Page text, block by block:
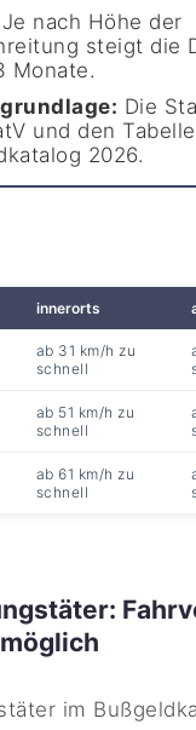
Je nach Höhe der
steigt die
Monate.
Die
und den
2026.
innerorts
ab 31 km/h zu
schnell
ab 51 km/h zu
schnell
ab 61 km/h zu
schnell
im